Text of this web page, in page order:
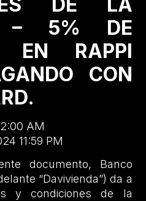
– 5% DE
EN RAPPI
CON
AM
11:59 PM
documento, Banco
“Davivienda”) da a
y condiciones de la